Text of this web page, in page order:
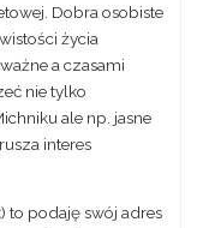
Dobra osobiste
życia
a czasami
nie tylko
ale np. jasne
interes
to podaję swój adres